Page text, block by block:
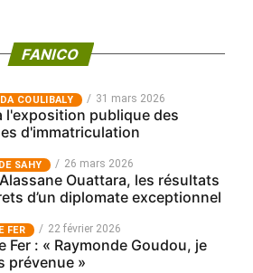
FANICO
COULIBALY 31 mars 2026
l'exposition publique des
d'immatriculation
SAHY 26 mars 2026
Ouattara, les résultats
d’un diplomate exceptionnel
FER 22 février 2026
Fer : « Raymonde Goudou, je
prévenue »